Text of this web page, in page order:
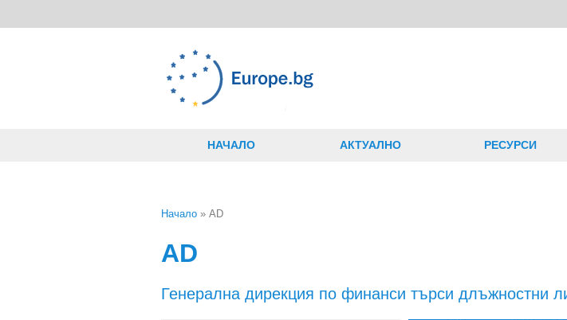
НАЧАЛО АКТУАЛНО РЕСУРСИ
Начало » AD
AD
Генерална дирекция по финанси търси длъжностни